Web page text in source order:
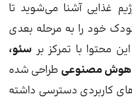
غذایی آشنا می‌شوید تا
خود را به مرحله بعدی
محتوا با تمرکز بر سئو،
هوش مصنوعی طراحی شده
کاربردی دسترسی داشته